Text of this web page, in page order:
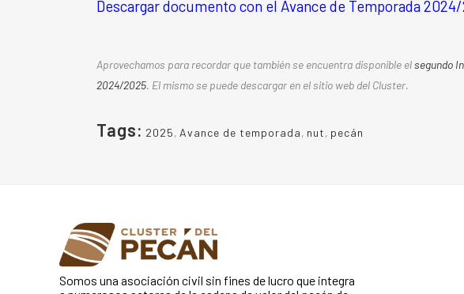
Descargar documento con el Avance de Temporada
Aprovechamos para recordar que también se encuentra disponible elsegundo
2024/2025. El mismo se puede descargar en el sitio web del Cluster.
Tags: 2025, Avance de temporada, nut, pecán
Somos una asociación civil sin fines de lucro que integra